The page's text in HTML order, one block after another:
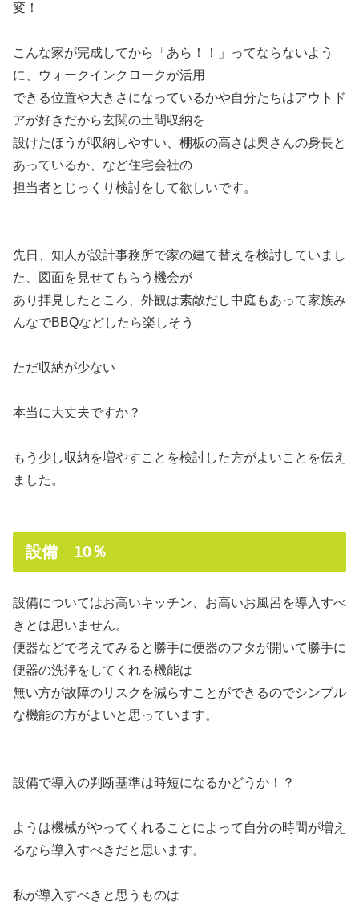
変！
こんな家が完成してから「あら！！」ってならないよう
に、ウォークインクロークが活用
できる位置や大きさになっているかや自分たちはアウトド
アが好きだから玄関の土間収納を
設けたほうが収納しやすい、棚板の高さは奥さんの身長と
あっているか、など住宅会社の
担当者とじっくり検討をして欲しいです。
先日、知人が設計事務所で家の建て替えを検討していまし
た、図面を見せてもらう機会が
あり拝見したところ、外観は素敵だし中庭もあって家族み
んなでBBQなどしたら楽しそう
ただ収納が少ない
本当に大丈夫ですか？
もう少し収納を増やすことを検討した方がよいことを伝え
ました。
設備 10％
設備についてはお高いキッチン、お高いお風呂を導入すべ
きとは思いません。
便器などで考えてみると勝手に便器のフタが開いて勝手に
便器の洗浄をしてくれる機能は
無い方が故障のリスクを減らすことができるのでシンプル
な機能の方がよいと思っています。
設備で導入の判断基準は時短になるかどうか！？
ようは機械がやってくれることによって自分の時間が増え
るなら導入すべきだと思います。
私が導入すべきと思うものは